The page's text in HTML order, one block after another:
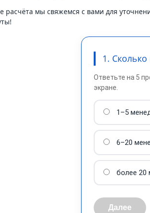
расчёта мы свяжемся с вами для
1.
Ответьте на 5
экране.
1–5
6–20
более 20
Далее